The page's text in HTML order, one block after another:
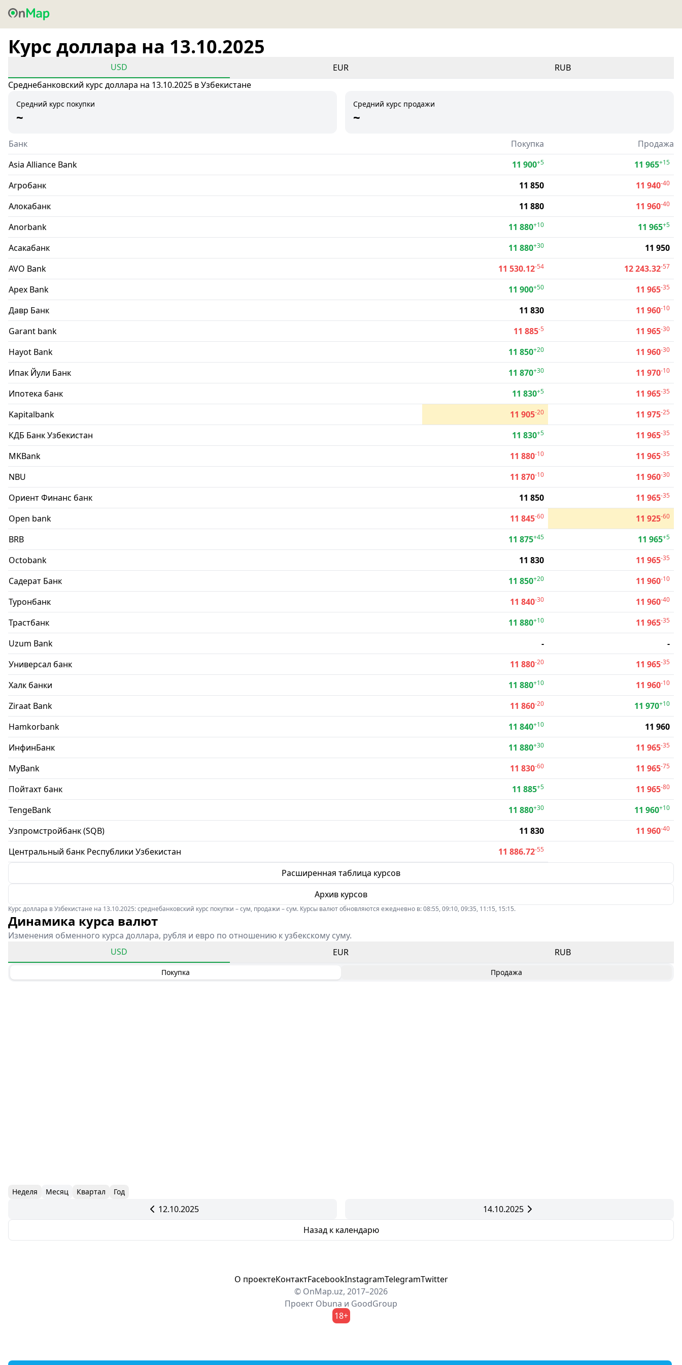
Курс доллара на 13.10.2025
USD EUR
RUB
Среднебанковский курс доллара на 13.10.2025 в Узбекистане
Средний курс покупки
~
Средний курс продажи
~
Банк Покупка
Продажа
Asia Alliance Bank
11 900+5 11 965+15
Агробанк 11 850 11 940-40
Алокабанк 11 880 11 960-40
Anorbank 11 880+10 11 965+5
Асакабанк 11 880+30
11 950
AVO Bank
11 530.12-54 12 243.32-57
Apex Bank 11 900+50 11 965-35
Давр Банк 11 830 11 960-10
Garant bank 11 885-5 11 965-30
Hayot Bank 11 850+20 11 960-30
Ипак Йули Банк 11 870+30 11 970-10
Ипотека банк 11 830+5 11 965-35
Kapitalbank 11 905-20 11 975-25
КДБ Банк Узбекистан 11 830+5 11 965-35
MKBank 11 880-10 11 965-35
NBU 11 870-10 11 960-30
Ориент Финанс банк 11 850 11 965-35
Open bank 11 845-60 11 925-60
BRB 11 875+45 11 965+5
Octobank 11 830 11 965-35
Садерат Банк 11 850+20 11 960-10
Туронбанк 11 840-30 11 960-40
Трастбанк 11 880+10 11 965-35
Uzum Bank -
-
Универсал банк
11 880-20 11 965-35
Халк банки 11 880+10 11 960-10
Ziraat Bank 11 860-20 11 970+10
Hamkorbank 11 840+10
11 960
ИнфинБанк
11 880+30 11 965-35
MyBank 11 830-60 11 965-75
Пойтахт банк 11 885+5 11 965-80
TengeBank 11 880+30 11 960+10
Узпромстройбанк (SQB) 11 830 11 960-40
Центральный банк Республики Узбекистан 11 886.72-55
Расширенная таблица курсов
Архив курсов
Курс доллара в Узбекистане на 13.10.2025: среднебанковский курс покупки – сум, продажи – сум. Курсы валют обновляются ежедневно в: 08:55, 09:10, 09:35, 11:15, 15:15.
Динамика курса валют
Изменения обменного курса доллара, рубля и евро по отношению к узбекскому суму.
USD
EUR RUB
Покупка Продажа
Неделя Месяц Квартал Год
12.10.2025
14.10.2025
Назад к календарю
О проектеКонтактFacebookInstagramTelegramTwitter
© OnMap.uz, 2017–2026
Проект Obuna и GoodGroup
18+